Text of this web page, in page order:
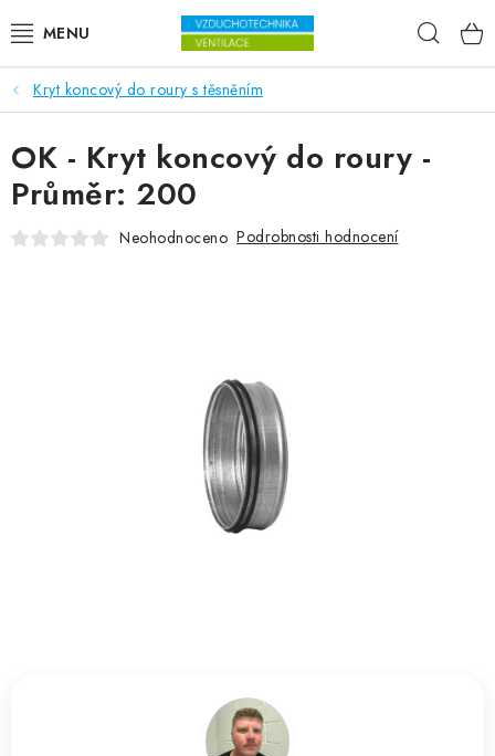
VENTILÁTORY
VZDUCHOTECHNIKA
REKUPERACE
ZVLHČOVAČE VZDUCHU PRŮMYSLOVÉ
Kontakty
Kryt koncový do roury s těsněním
OK - Kryt koncový do roury -
Průměr: 200
Neohodnoceno Podrobnosti hodnocení